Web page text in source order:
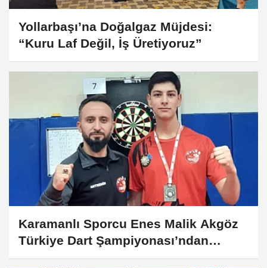
Yollarbaşı’na Doğalgaz Müjdesi:
“Kuru Laf Değil, İş Üretiyoruz”
Karamanlı Sporcu Enes Malik Akgöz
Türkiye Dart Şampiyonası’ndan
Gümüş Madalya ile Döndü